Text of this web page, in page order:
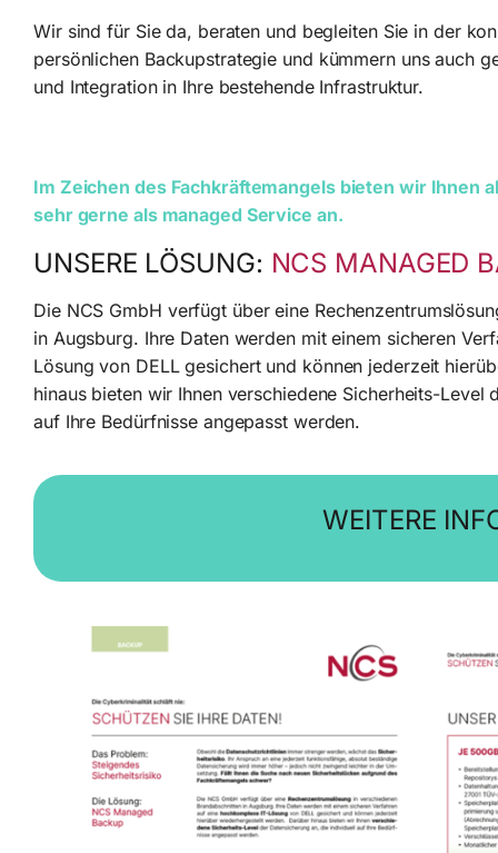
Wir sind für Sie da, beraten und begleiten Sie in der
persönlichen Backupstrategie und kümmern uns auch
und Integration in Ihre bestehende Infrastruktur.
Im Zeichen des Fachkräftemangels bieten wir Ihnen
sehr gerne als managed Service an.
UNSERE LÖSUNG: NCS MANAGED
Die NCS GmbH verfügt über eine
in Augsburg. Ihre Daten werden mit einem sicheren
Lösung von DELL gesichert und können jederzeit
hinaus bieten wir Ihnen verschiedene Sicherheits-
auf Ihre Bedürfnisse angepasst werden.
WEITERE